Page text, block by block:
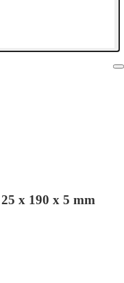
x 190 x 5 mm